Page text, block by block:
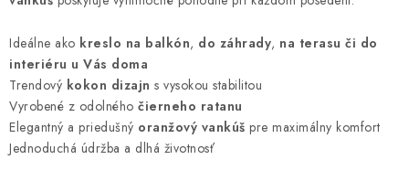
Ideálne ako kreslo na balkón, do záhrady, na terasu či do
interiéru u Vás doma
Trendový kokon dizajn s vysokou stabilitou
Vyrobené z odolného čierneho ratanu
Elegantný a priedušný oranžový vankúš pre maximálny komfort
Jednoduchá údržba a dlhá životnosť